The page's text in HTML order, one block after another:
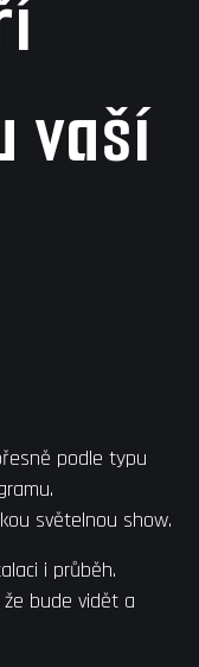
vaší
podle typu
světelnou show.
i průběh.
bude vidět a